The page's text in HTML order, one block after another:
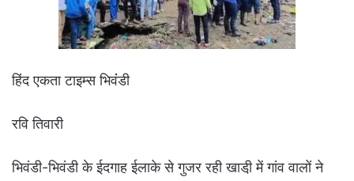
हिंद एकता टाइम्स भिवंंडी
रवि तिवारी
भिवंडी-भिवंडी के ईदगाह ईलाके से गुजर रही खाडी़ में गांव वालों ने